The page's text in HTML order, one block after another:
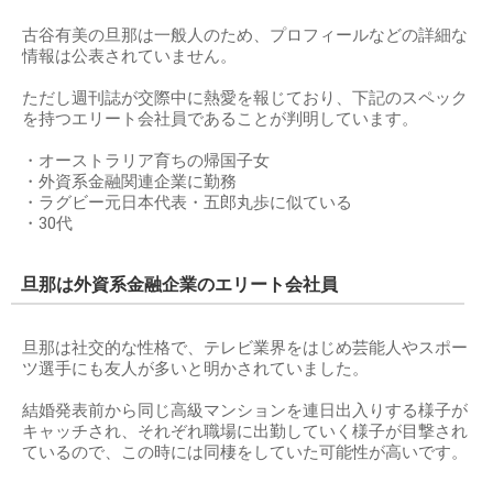
古谷有美の旦那は一般人のため、プロフィールなどの詳細な
情報は公表されていません。
ただし週刊誌が交際中に熱愛を報じており、下記のスペック
を持つエリート会社員であることが判明しています。
・オーストラリア育ちの帰国子女
・外資系金融関連企業に勤務
・ラグビー元日本代表・五郎丸歩に似ている
・30代
旦那は外資系金融企業のエリート会社員
旦那は社交的な性格で、テレビ業界をはじめ芸能人やスポー
ツ選手にも友人が多いと明かされていました。
結婚発表前から同じ高級マンションを連日出入りする様子が
キャッチされ、それぞれ職場に出勤していく様子が目撃され
ているので、この時には同棲をしていた可能性が高いです。